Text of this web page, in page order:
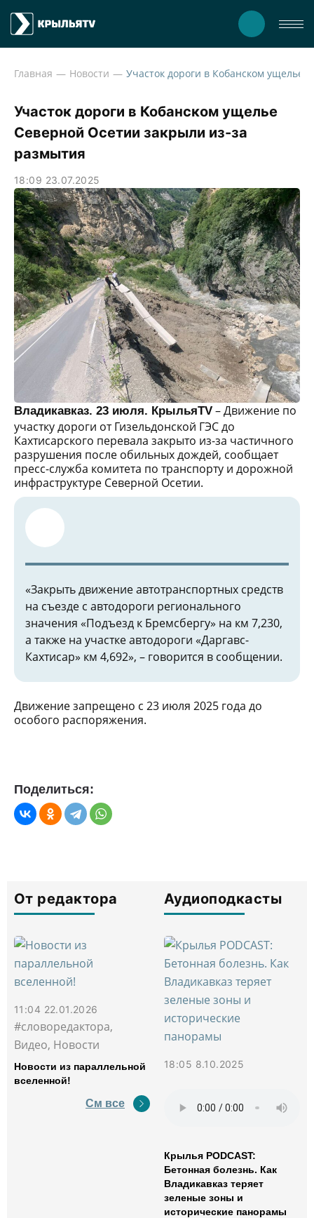
Главная Новости
Участок дороги в Кобанском ущелье
Северной Осетии закрыли из-за
размытия
18:09 23.07.2025
Владикавказ. 23 июля. КрыльяTV – Движение по
участку дороги от Гизельдонской ГЭС до
Кахтисарского перевала закрыто из-за частичного
разрушения после обильных дождей, сообщает
пресс-служба комитета по транспорту и дорожной
инфраструктуре Северной Осетии.
«Закрыть движение автотранспортных средств
на съезде с автодороги регионального
значения «Подъезд к Бремсбергу» на км 7,230,
а также на участке автодороги «Даргавс-
Кахтисар» км 4,692», – говорится в сообщении.
Движение запрещено с 23 июля 2025 года до
особого распоряжения.
Поделиться:
От редактора
11:04 22.01.2026
#словоредактора,
Видео, Новости
Новости из параллельной
вселенной!
См все
Аудиоподкасты
18:05 8.10.2025
Крылья PODCAST:
Бетонная болезнь. Как
Владикавказ теряет
зеленые зоны и
исторические панорамы